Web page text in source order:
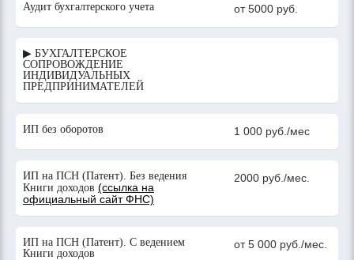
Аудит бухгалтерского учета от 5000 руб.
▶ БУХГАЛТЕРСКОЕ
СОПРОВОЖДЕНИЕ
ИНДИВИДУАЛЬНЫХ
ПРЕДПРИНИМАТЕЛЕЙ
ИП без оборотов 1 000 руб./мес
ИП на ПСН (Патент). Без ведения
Книги доходов (ссылка на
официальный сайт ФНС)
2000 руб./мес.
ИП на ПСН (Патент). С ведением
Книги доходов
от 5 000 руб./мес.